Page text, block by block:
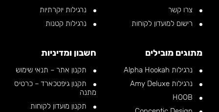
צרו קשר
רישום למועדון לקוחות
נרגילות יוקרתיות
נרגילות קטנות
מתוגים מובילים
נרגילות Alpha Hookah
נרגילות Amy Deluxe
חשבון ומדיניות
תקנון אתר – תנאי שימוש
תקנון גיפטכארד – כרטיס
מתנה
תקנון מועדון לקוחות